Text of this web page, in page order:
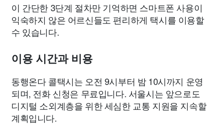
이 간단한 3단계 절차만 기억하면 스마트폰 사용이
익숙하지 않은 어르신들도 편리하게 택시를 이용할
수 있습니다.
이용 시간과 비용
동행온다 콜택시는 오전 9시부터 밤 10시까지 운영
되며, 전화 신청은 무료입니다. 서울시는 앞으로도
디지털 소외계층을 위한 세심한 교통 지원을 지속할
계획입니다.